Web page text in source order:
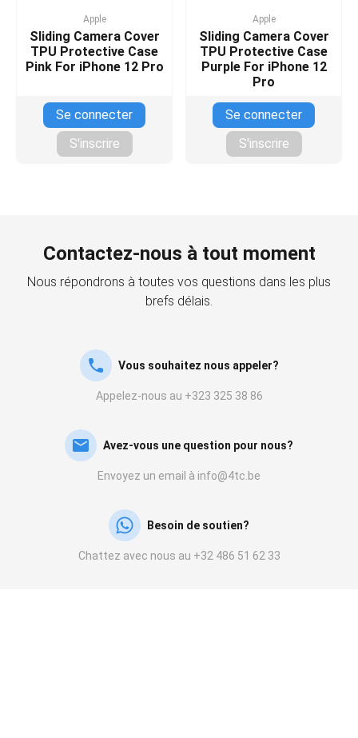
Apple
Sliding Camera Cover
TPU Protective Case
Pink For iPhone 12 Pro
Se connecter
S'inscrire
Apple
Sliding Camera Cover
TPU Protective Case
Purple For iPhone 12
Pro
Se connecter
S'inscrire
Contactez-nous à tout moment
Nous répondrons à toutes vos questions dans les plus
brefs délais.
Vous souhaitez nous appeler?
Appelez-nous au +323 325 38 86
Avez-vous une question pour nous?
Envoyez un email à info@4tc.be
Besoin de soutien?
Chattez avec nous au +32 486 51 62 33